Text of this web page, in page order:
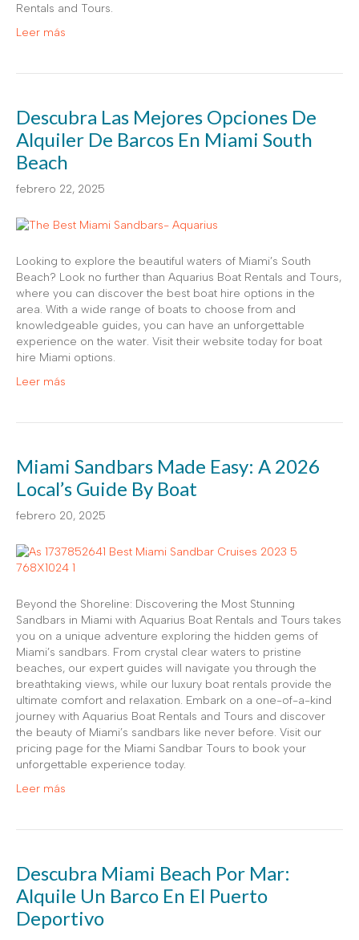
Rentals and Tours.
Leer más
Descubra Las Mejores Opciones De
Alquiler De Barcos En Miami South
Beach
febrero 22, 2025
Looking to explore the beautiful waters of Miami’s South
Beach? Look no further than Aquarius Boat Rentals and Tours,
where you can discover the best boat hire options in the
area. With a wide range of boats to choose from and
knowledgeable guides, you can have an unforgettable
experience on the water. Visit their website today for boat
hire Miami options.
Leer más
Miami Sandbars Made Easy: A 2026
Local’s Guide By Boat
febrero 20, 2025
Beyond the Shoreline: Discovering the Most Stunning
Sandbars in Miami with Aquarius Boat Rentals and Tours takes
you on a unique adventure exploring the hidden gems of
Miami’s sandbars. From crystal clear waters to pristine
beaches, our expert guides will navigate you through the
breathtaking views, while our luxury boat rentals provide the
ultimate comfort and relaxation. Embark on a one-of-a-kind
journey with Aquarius Boat Rentals and Tours and discover
the beauty of Miami’s sandbars like never before. Visit our
pricing page for the Miami Sandbar Tours to book your
unforgettable experience today.
Leer más
Descubra Miami Beach Por Mar:
Alquile Un Barco En El Puerto
Deportivo